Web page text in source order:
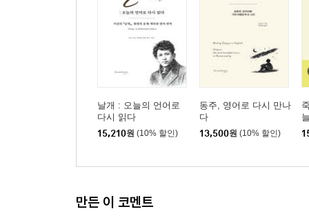
날개 : 오늘의 언어로
다시 읽다
15,210원 (10% 할인)
동주, 영어로 다시 만나
다
13,500원 (10% 할인)
만든 이 코멘트